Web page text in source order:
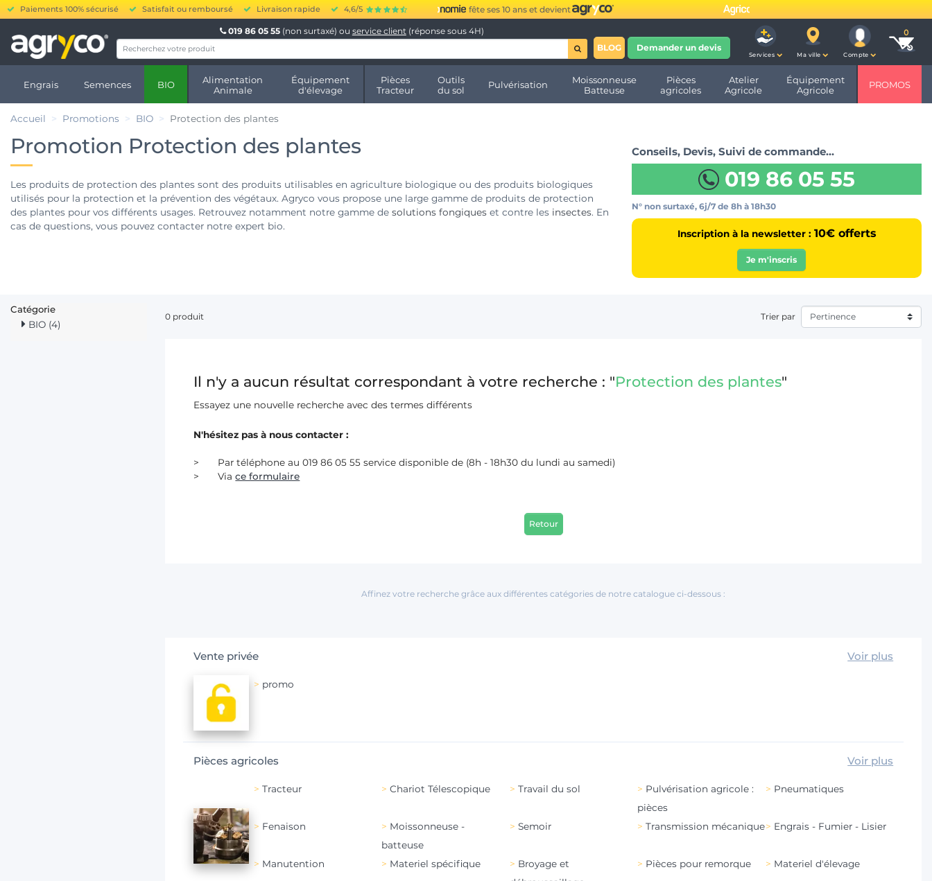
Paiements 100% sécurisé Satisfait ou remboursé Livraison rapide 4,6/5 fête ses 10 ans et devient
019 86 05 55 (non surtaxé) ou service client (réponse sous 4H)
BLOG
Demander un devis
Services Ma ville Compte
Engrais Semences BIO
Alimentation
Animale
Équipement
d'élevage
Pièces
Tracteur
Outils
du sol
Pulvérisation
Moissonneuse
Batteuse
Pièces
agricoles
Atelier
Agricole
Équipement
Agricole
PROMOS
Accueil Promotions BIO Protection des plantes
Promotion Protection des plantes
Les produits de protection des plantes sont des produits utilisables en agriculture biologique ou des produits biologiques
utilisés pour la protection et la prévention des végétaux. Agryco vous propose une large gamme de produits de protection
des plantes pour vos différents usages. Retrouvez notamment notre gamme de solutions fongiques et contre les insectes. En
cas de questions, vous pouvez contacter notre expert bio.
Conseils, Devis, Suivi de commande…
019 86 05 55
N° non surtaxé, 6j/7 de 8h à 18h30
Inscription à la newsletter : 10€ offerts
Je m'inscris
Catégorie
BIO (4)
0 produit Trier par
Il n'y a aucun résultat correspondant à votre recherche : "Protection des plantes"
Essayez une nouvelle recherche avec des termes différents
N'hésitez pas à nous contacter :
Par téléphone au 019 86 05 55 service disponible de (8h - 18h30 du lundi au samedi)
Viace formulaire
Retour
Affinez votre recherche grâce aux différentes catégories de notre catalogue ci-dessous :
Vente privée Voir plus
promo
Pièces agricoles Voir plus
Tracteur Chariot Télescopique Travail du sol
Pulvérisation agricole :
pièces
Pneumatiques
Fenaison
Moissonneuse -
batteuse
Semoir Transmission mécanique Engrais - Fumier - Lisier
Manutention Materiel spécifique
Broyage et
Pièces pour remorque Materiel d'élevage